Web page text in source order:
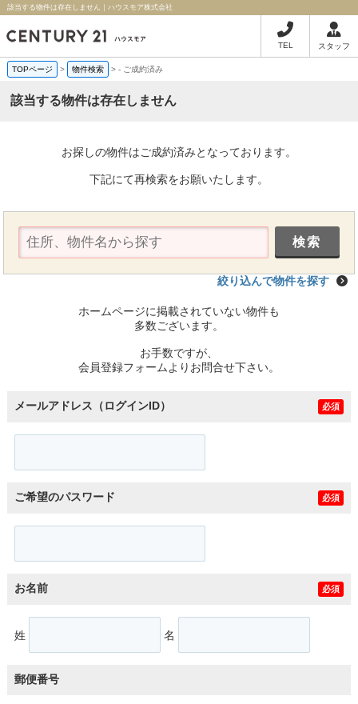
該当する物件は存在しません｜ハウスモア株式会社
TEL スタッフ
TOPページ > 物件検索 >- ご成約済み
該当する物件は存在しません
お探しの物件はご成約済みとなっております。
下記にて再検索をお願いたします。
絞り込んで物件を探す
ホームページに掲載されていない物件も
多数ございます。
お手数ですが、
会員登録フォームよりお問合せ下さい。
メールアドレス（ログインID） 必須
ご希望のパスワード 必須
お名前 必須
姓 名
郵便番号